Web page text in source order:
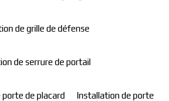
de grille de défense
de serrure de portail
porte de placard Installation de porte